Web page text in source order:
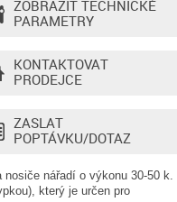
ZOBRAZIT TECHNICKÉ
PARAMETRY
KONTAKTOVAT
PRODEJCE
ZASLAT
POPTÁVKU/DOTAZ
nářadí o výkonu 30-50 k.
který je určen pro